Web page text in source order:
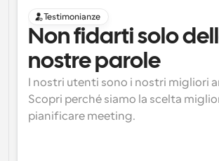
Testimonianze
Non fidarti solo
nostre parole
I nostri utenti sono i nostri migliori
Scopri perché siamo la scelta
pianificare meeting.